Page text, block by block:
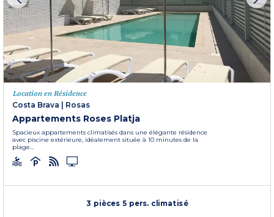
Location en Résidence
Costa Brava | Rosas
Appartements Roses Platja
Spacieux appartements climatisés dans une élégante résidence
avec piscine extérieure, idéalement située à 10 minutes de la
plage...
3 pièces 5 pers. climatisé